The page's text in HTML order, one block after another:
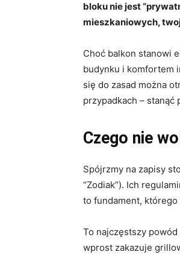
bloku nie jest
mieszkaniowych,
Choć balkon stanowi
budynku i komfortem
się do zasad można
przypadkach – stanąć
Czego nie
Spójrzmy na zapisy
“Zodiak”). Ich
to fundament,
To najczęstszy
wprost zakazuje